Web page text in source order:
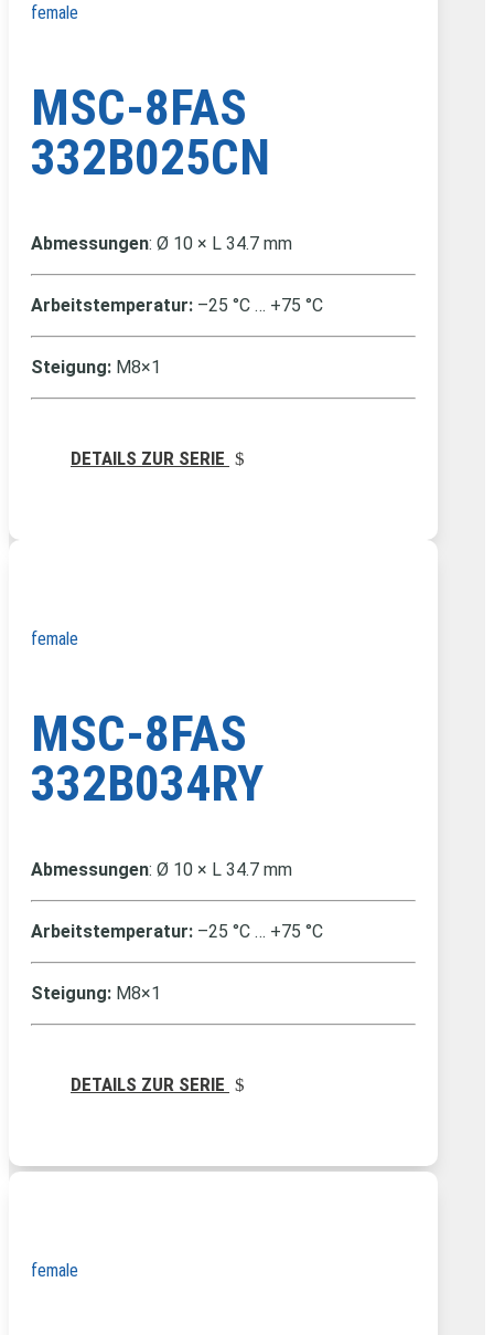
female
MSC-8FAS
332B025CN
Abmessungen: Ø 10 × L 34.7 mm
Arbeitstemperatur: –25 °C … +75 °C
Steigung: M8×1
DETAILS ZUR SERIE
female
MSC-8FAS
332B034RY
Abmessungen: Ø 10 × L 34.7 mm
Arbeitstemperatur: –25 °C … +75 °C
Steigung: M8×1
DETAILS ZUR SERIE
female